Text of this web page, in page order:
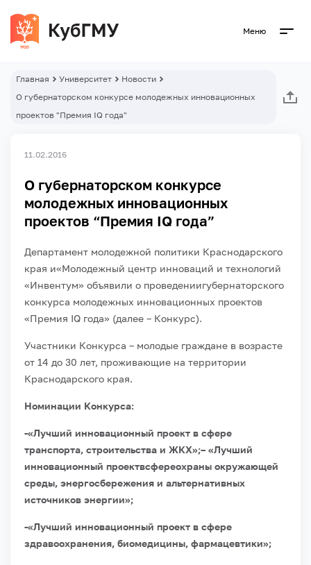
Меню
Главная Университет
Новости
О губернаторском конкурсе молодежных инновационных
проектов "Премия IQ года"
11.02.2016
О губернаторском конкурсе
молодежных инновационных
проектов “Премия IQ года”
Департамент молодежной политики Краснодарского
края и«Молодежный центр инноваций и технологий
«Инвентум» объявили о проведениигубернаторского
конкурса молодежных инновационных проектов
«Премия IQ года» (далее – Конкурс).
Участники Конкурса – молодые граждане в возрасте
от 14 до 30 лет, проживающие на территории
Краснодарского края.
Номинации Конкурса:
-«Лучший инновационный проект в сфере
транспорта, строительства и ЖКХ»;– «Лучший
инновационный проектвсфереохраны окружающей
среды, энергосбережения и альтернативных
источников энергии»;
-«Лучший инновационный проект в сфере
здравоохранения, биомедицины, фармацевтики»;